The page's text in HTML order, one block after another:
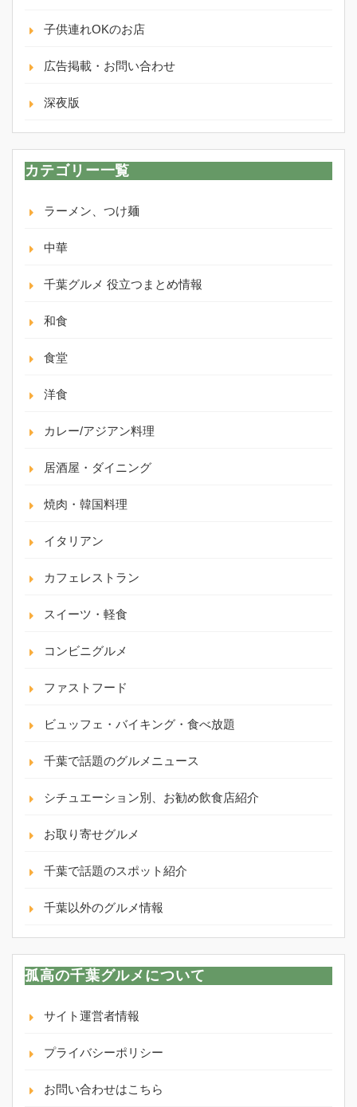
子供連れOKのお店
広告掲載・お問い合わせ
深夜版
カテゴリー一覧
ラーメン、つけ麺
中華
千葉グルメ 役立つまとめ情報
和食
食堂
洋食
カレー/アジアン料理
居酒屋・ダイニング
焼肉・韓国料理
イタリアン
カフェレストラン
スイーツ・軽食
コンビニグルメ
ファストフード
ビュッフェ・バイキング・食べ放題
千葉で話題のグルメニュース
シチュエーション別、お勧め飲食店紹介
お取り寄せグルメ
千葉で話題のスポット紹介
千葉以外のグルメ情報
孤高の千葉グルメについて
サイト運営者情報
プライバシーポリシー
お問い合わせはこちら